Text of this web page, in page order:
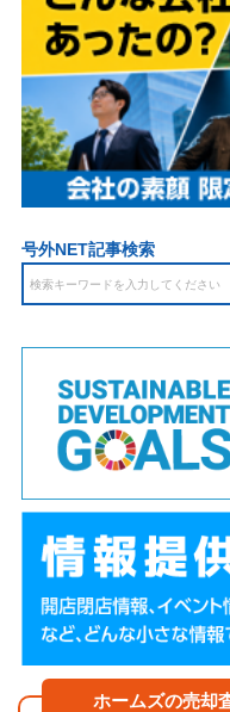
号外NET記事検索
ホームズの売却